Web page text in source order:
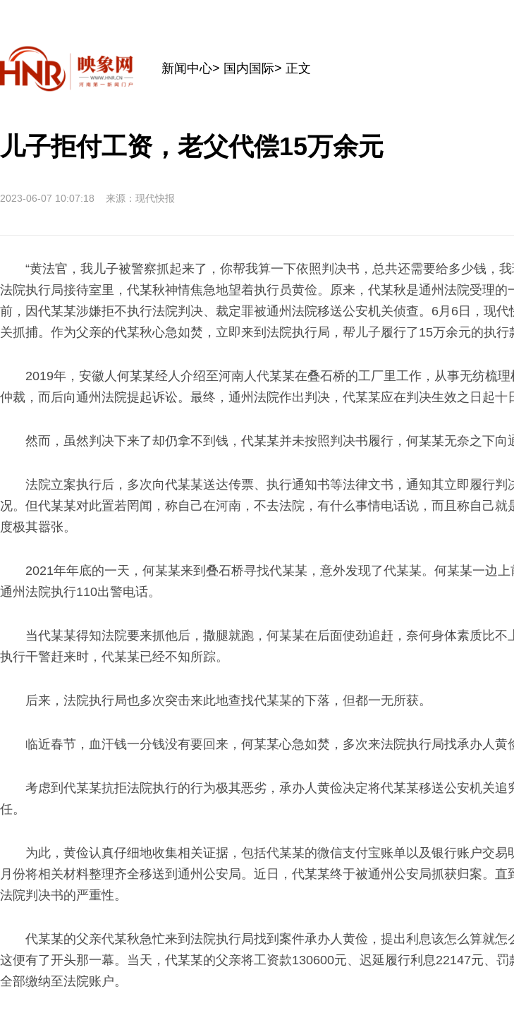
新闻中心> 国内国际> 正文
儿子拒付工资，老父代偿15万余元
2023-06-07 10:07:18 来源：现代快报
“黄法官，我儿子被警察抓起来了，你帮我算一下依照判决书，总共还需要给多少钱，
法院执行局接待室里，代某秋神情焦急地望着执行员黄俭。原来，代某秋是通州法院受理
前，因代某某涉嫌拒不执行法院判决、裁定罪被通州法院移送公安机关侦查。6月6日，现
关抓捕。作为父亲的代某秋心急如焚，立即来到法院执行局，帮儿子履行了15万余元的执行
2019年，安徽人何某某经人介绍至河南人代某某在叠石桥的工厂里工作，从事无纺梳
仲裁，而后向通州法院提起诉讼。最终，通州法院作出判决，代某某应在判决生效之日起十
然而，虽然判决下来了却仍拿不到钱，代某某并未按照判决书履行，何某某无奈之下向
法院立案执行后，多次向代某某送达传票、执行通知书等法律文书，通知其立即履行
况。但代某某对此置若罔闻，称自己在河南，不去法院，有什么事情电话说，而且称自己
度极其嚣张。
2021年年底的一天，何某某来到叠石桥寻找代某某，意外发现了代某某。何某某一边
通州法院执行110出警电话。
当代某某得知法院要来抓他后，撒腿就跑，何某某在后面使劲追赶，奈何身体素质比
执行干警赶来时，代某某已经不知所踪。
后来，法院执行局也多次突击来此地查找代某某的下落，但都一无所获。
临近春节，血汗钱一分钱没有要回来，何某某心急如焚，多次来法院执行局找承办人黄
考虑到代某某抗拒法院执行的行为极其恶劣，承办人黄俭决定将代某某移送公安机关
任。
为此，黄俭认真仔细地收集相关证据，包括代某某的微信支付宝账单以及银行账户交
月份将相关材料整理齐全移送到通州公安局。近日，代某某终于被通州公安局抓获归案。
法院判决书的严重性。
代某某的父亲代某秋急忙来到法院执行局找到案件承办人黄俭，提出利息该怎么算就怎
这便有了开头那一幕。当天，代某某的父亲将工资款130600元、迟延履行利息22147元、
全部缴纳至法院账户。